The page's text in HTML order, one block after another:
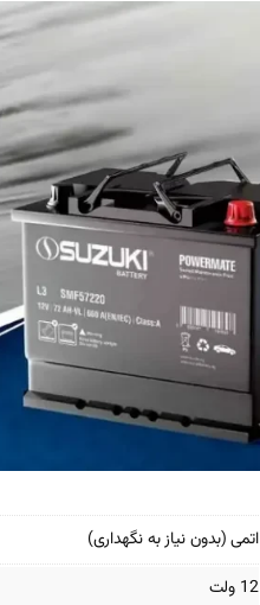
اتمی (بدون نیاز به نگهداری)
12 ولت